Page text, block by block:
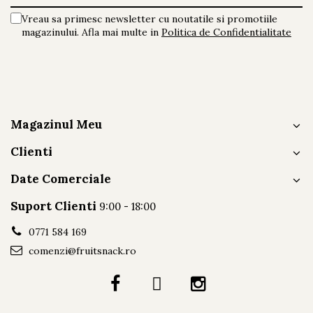
Vreau sa primesc newsletter cu noutatile si promotiile
magazinului. Afla mai multe in Politica de Confidentialitate
Magazinul Meu
Clienti
Date Comerciale
Suport Clienti 9:00 - 18:00
0771 584 169
comenzi@fruitsnack.ro